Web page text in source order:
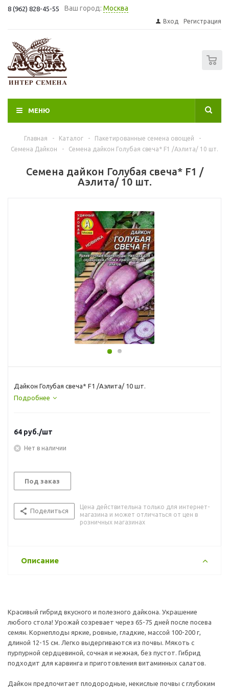
8 (962) 828-45-55 Ваш город: Москва
Вход Регистрация
МЕНЮ
Главная - Каталог - Пакетированные семена овощей
-
Семена Дайкон
- Семена дайкон Голубая свеча* F1 /Аэлита/ 10 шт.
Семена дайкон Голубая свеча* F1 /
Аэлита/ 10 шт.
Дайкон Голубая свеча* F1 /Аэлита/ 10 шт.
Подробнее
64 руб./шт
Нет в наличии
Под заказ
Поделиться
Цена действительна только для интернет-
магазина и может отличаться от цен в
розничных магазинах
Описание
Красивый гибрид вкусного и полезного дайкона. Украшение
любого стола! Урожай созревает через 65-75 дней после посева
семян. Корнеплоды яркие, ровные, гладкие, массой 100-200 г,
длиной 12-15 см. Легко выдергиваются из почвы. Мякоть с
пурпурной сердцевиной, сочная и нежная, без пустот. Гибрид
подходит для карвинга и приготовления витаминных салатов.
Дайкон предпочитает плодородные, некислые почвы с глубоким